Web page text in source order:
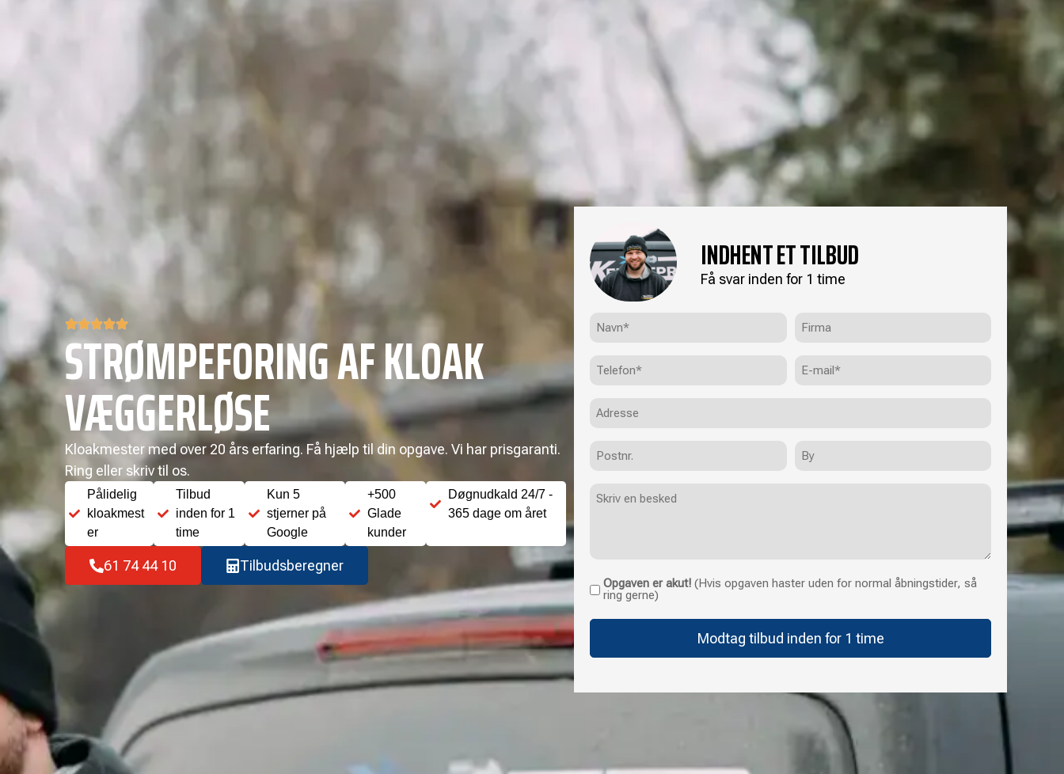
STRØMPEFORING AF KLOAK
VÆGGERLØSE
Kloakmester med over 20 års erfaring. Få hjælp til din opgave. Vi har prisgaranti.
Ring eller skriv til os.
Pålidelig
kloakmest
er
Tilbud
inden for 1
time
Kun 5
stjerner på
Google
+500
Glade
kunder
Døgnudkald 24/7 -
365 dage om året
61 74 44 10 Tilbudsberegner
INDHENT ET TILBUD
Få svar inden for 1 time
(Påkrævet)
(Påkrævet)
mail
Opgaven
akut!
opgaven
Opgaven er akut! (Hvis opgaven haster uden for normal åbningstider, så
ring gerne)